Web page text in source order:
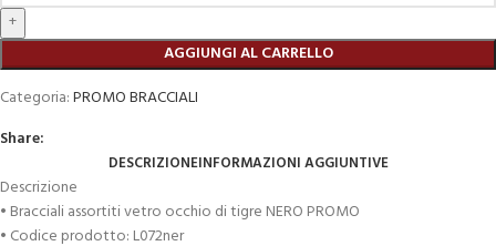
AGGIUNGI AL CARRELLO
Categoria:PROMO BRACCIALI
Share:
DESCRIZIONEINFORMAZIONI AGGIUNTIVE
Descrizione
• Bracciali assortiti vetro occhio di tigre NERO PROMO
• Codice prodotto: L072ner